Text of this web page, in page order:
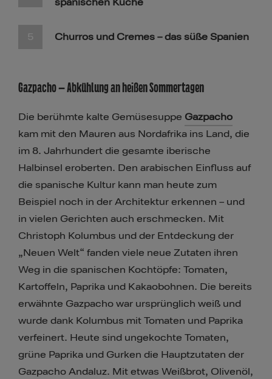
spanischen Küche
Churros und Cremes – das süße Spanien
Gazpacho – Abkühlung an heißen Sommertagen
Die berühmte kalte Gemüsesuppe Gazpacho
kam mit den Mauren aus Nordafrika ins Land, die
im 8. Jahrhundert die gesamte iberische
Halbinsel eroberten. Den arabischen Einfluss auf
die spanische Kultur kann man heute zum
Beispiel noch in der Architektur erkennen – und
in vielen Gerichten auch erschmecken. Mit
Christoph Kolumbus und der Entdeckung der
„Neuen Welt“ fanden viele neue Zutaten ihren
Weg in die spanischen Kochtöpfe: Tomaten,
Kartoffeln, Paprika und Kakaobohnen. Die bereits
erwähnte Gazpacho war ursprünglich weiß und
wurde dank Kolumbus mit Tomaten und Paprika
verfeinert. Heute sind ungekochte Tomaten,
grüne Paprika und Gurken die Hauptzutaten der
Gazpacho Andaluz. Mit etwas Weißbrot, Olivenöl,